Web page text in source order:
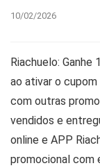
10/02/2026
Riachuelo:
ao ativar o cupom
com outras
vendidos e
online e APP
promocional com